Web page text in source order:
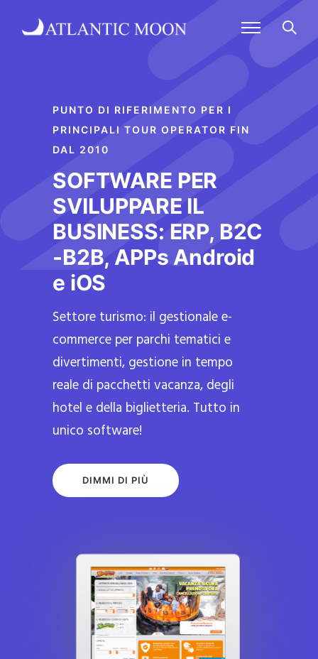
PUNTO DI RIFERIMENTO PER I
PRINCIPALI TOUR OPERATOR FIN
DAL 2010
SOFTWARE PER
SVILUPPARE IL
BUSINESS: ERP, B2C
-B2B, APPs Android
e iOS
Settore turismo: il gestionale e-
commerce per parchi tematici e
divertimenti, gestione in tempo
reale di pacchetti vacanza, degli
hotel e della biglietteria. Tutto in
unico software!
DIMMI DI PIÙ